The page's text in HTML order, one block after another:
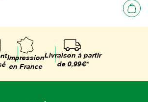
Impression
en France
Livraison à partir
de 0,99€*